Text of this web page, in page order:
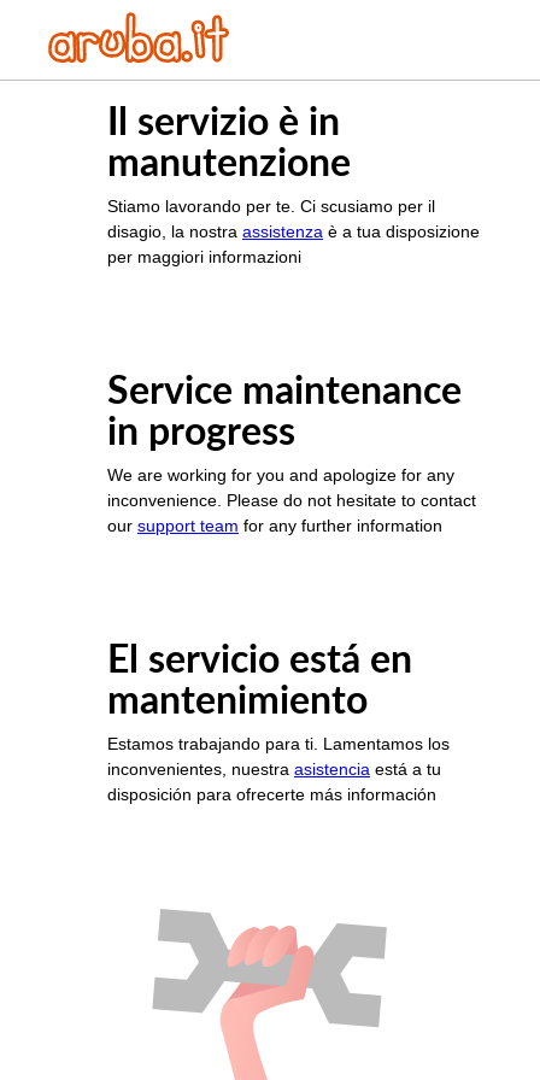
Il servizio è in
manutenzione
Stiamo lavorando per te. Ci scusiamo per il
disagio, la nostra assistenza è a tua disposizione
per maggiori informazioni
Service maintenance
in progress
We are working for you and apologize for any
inconvenience. Please do not hesitate to contact
our support team for any further information
El servicio está en
mantenimiento
Estamos trabajando para ti. Lamentamos los
inconvenientes, nuestra asistencia está a tu
disposición para ofrecerte más información